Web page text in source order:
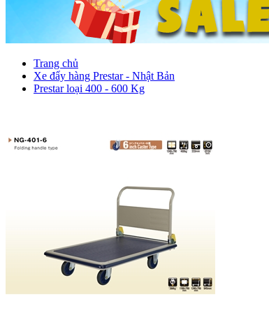
Trang chủ
Xe đẩy hàng Prestar - Nhật Bản
Prestar loại 400 - 600 Kg